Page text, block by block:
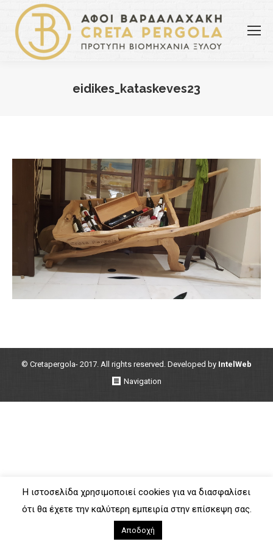
eidikes_kataskeves23
© Cretapergola- 2017. All rights reserved. Developed by IntelWeb
Navigation
Η ιστοσελίδα χρησιμοποιεί cookies για να διασφαλίσει
ότι θα έχετε την καλύτερη εμπειρία στην επίσκεψη σας.
Αποδοχή